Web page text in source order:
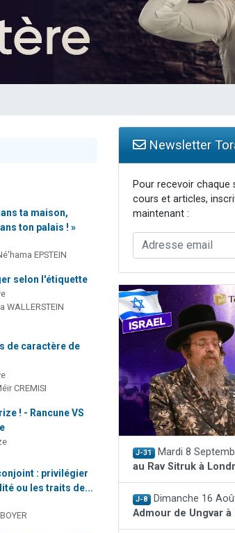
ta maison,
ton palais ! »
EPSTEIN
selon l'étiquette
WALLERSTEIN
de caractère de
CREMISI
! - Rancune VS
: privilégier
ou les traits de...
Newsletter
Pour recevoir chaque
cours et articles,
maintenant :
J-31 Mardi 8
au Rav Sitruk à
J-8 Dimanche 16
Admour de Ungvar à